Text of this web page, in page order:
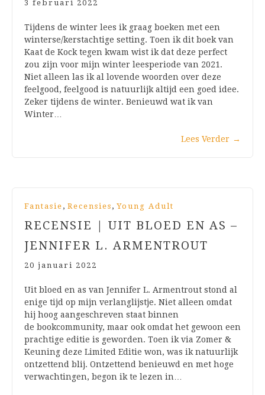
3 februari 2022
Tijdens de winter lees ik graag boeken met een
winterse/kerstachtige setting. Toen ik dit boek van
Kaat de Kock tegen kwam wist ik dat deze perfect
zou zijn voor mijn winter leesperiode van 2021.
Niet alleen las ik al lovende woorden over deze
feelgood, feelgood is natuurlijk altijd een goed idee.
Zeker tijdens de winter. Benieuwd wat ik van
Winter…
Lees Verder →
Fantasie , Recensies , Young Adult
RECENSIE | UIT BLOED EN AS –
JENNIFER L. ARMENTROUT
20 januari 2022
Uit bloed en as van Jennifer L. Armentrout stond al
enige tijd op mijn verlanglijstje. Niet alleen omdat
hij hoog aangeschreven staat binnen
de bookcommunity, maar ook omdat het gewoon een
prachtige editie is geworden. Toen ik via Zomer &
Keuning deze Limited Editie won, was ik natuurlijk
ontzettend blij. Ontzettend benieuwd en met hoge
verwachtingen, begon ik te lezen in…